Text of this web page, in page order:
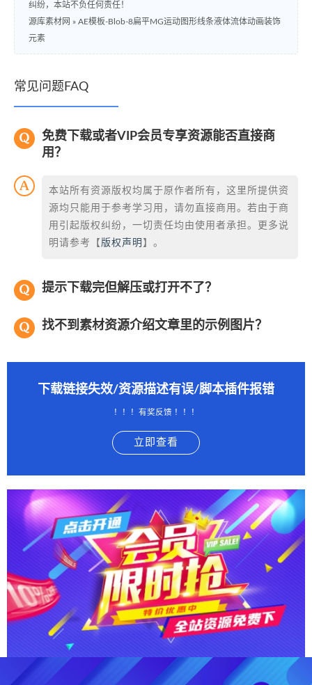
纠纷，本站不负任何责任！
源库素材网 » AE模板-Blob-8扁平MG运动图形线条液体流体动画装饰
元素
常见问题FAQ
免费下载或者VIP会员专享资源能否直接商
用？
本站所有资源版权均属于原作者所有，这里所提供资
源均只能用于参考学习用，请勿直接商用。若由于商
用引起版权纠纷，一切责任均由使用者承担。更多说
明请参考【 版权声明 】。
提示下载完但解压或打开不了？
找不到素材资源介绍文章里的示例图片？
下载链接失效/资源描述有误/脚本插件报错
！！！有奖反馈 ！！！
立即查看